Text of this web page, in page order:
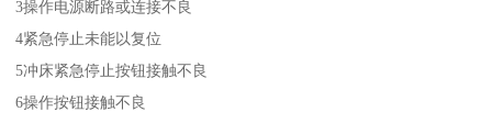
3操作电源断路或连接不良
4紧急停止未能以复位
5冲床紧急停止按钮接触不良
6操作按钮接触不良